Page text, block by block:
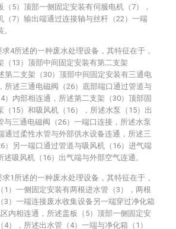
（5）顶部一侧固定安装有伺服电机（7），
（7）输出端通过连接轴与丝杆（22）一端
求4所述的一种废水处理设备，其特征在于，
（13）顶部中间固定安装有第二支架
第二支架（30）顶部中间固定安装有三通电
所述三通电磁阀（26）底部端口通过管道与
）内部相连通，所述第二支架（30）顶部固
（15）和吸风机（16），所述水泵（15）出
与三通电磁阀（26）一端口连接，所述水泵
通过柔性水管与外部供水设备连通，所述三
）另一端口通过管道与吸风机（16）进气端
述吸风机（16）出气端与外部空气连通。
求1所述的一种废水处理设备，其特征在于，
1）一侧固定安装有两根进水管（3），两根
3）一端连接废水收集设备另一端穿过净化箱
区内相连通，所述盖板（5）顶部一侧固定安
4），所述出水管（4）一端与净化箱（1）